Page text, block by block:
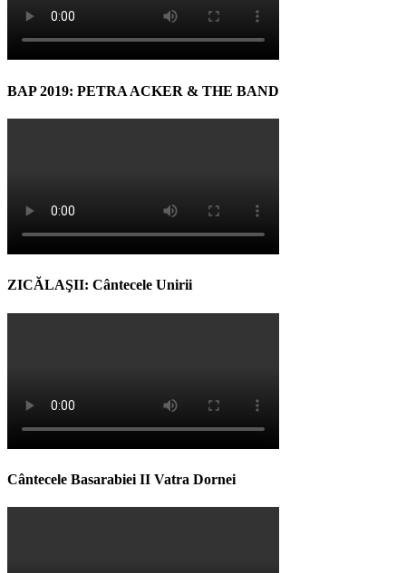
BAP 2019: PETRA ACKER & THE BAND
ZICĂLAŞII: Cântecele Unirii
Cântecele Basarabiei II Vatra Dornei